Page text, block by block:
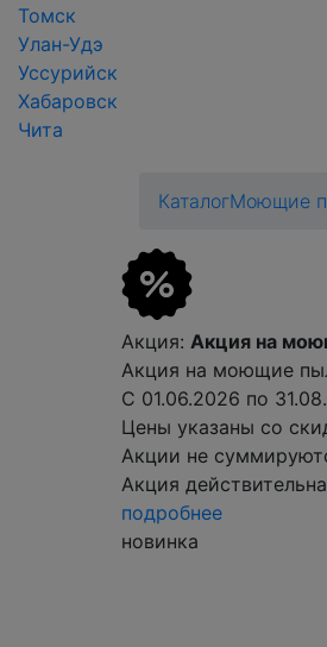
Томск
Улан-Удэ
Уссурийск
Хабаровск
Чита
КаталогМоющие
Акция: Акция на
Акция на моющие
С 01.06.2026 по
Цены указаны со
Акции не
Акция
подробнее
новинка